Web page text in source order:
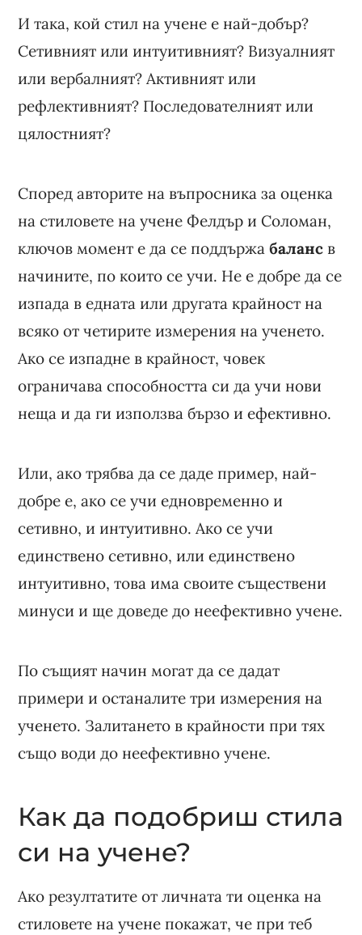
И така, кой стил на учене е най-добър?
Сетивният или интуитивният? Визуалният
или вербалният? Активният или
рефлективният? Последователният или
цялостният?
Според авторите на въпросника за оценка
на стиловете на учене Фелдър и Соломан,
ключов момент е да се поддържабаланс в
начините, по които се учи. Не е добре да се
изпада в едната или другата крайност на
всяко от четирите измерения на ученето.
Ако се изпадне в крайност, човек
ограничава способността си да учи нови
неща и да ги използва бързо и ефективно.
Или, ако трябва да се даде пример, най-
добре е, ако се учи едновременно и
сетивно, и интуитивно. Ако се учи
единствено сетивно, или единствено
интуитивно, това има своите съществени
минуси и ще доведе до неефективно учене.
По същият начин могат да се дадат
примери и останалите три измерения на
ученето. Залитането в крайности при тях
също води до неефективно учене.
Как да подобриш стила
си на учене?
Ако резултатите от личната ти оценка на
стиловете на учене покажат, че при теб